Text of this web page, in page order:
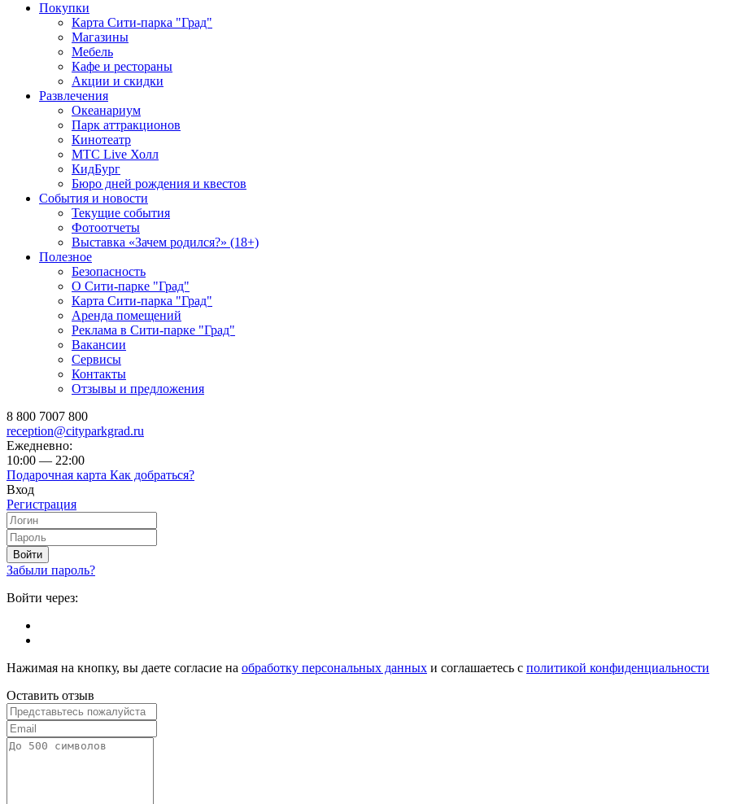
Покупки
Карта Сити-парка "Град"
Магазины
Мебель
Кафе и рестораны
Акции и скидки
Развлечения
Океанариум
Парк аттракционов
Кинотеатр
МТС Live Холл
КидБург
Бюро дней рождения и квестов
События и новости
Текущие события
Фотоотчеты
Выставка «Зачем родился?» (18+)
Полезное
Безопасность
О Сити-парке "Град"
Карта Сити-парка "Град"
Аренда помещений
Реклама в Сити-парке "Град"
Вакансии
Сервисы
Контакты
Отзывы и предложения
8 800 7007 800
reception@cityparkgrad.ru
Ежедневно:
10:00 — 22:00
Подарочная карта Как добраться?
Вход
Регистрация
Войти
Забыли пароль?
Войти через:
Нажимая на кнопку, вы даете согласие на обработку персональных данных и соглашаетесь с политикой конфиденциальности
Оставить отзыв